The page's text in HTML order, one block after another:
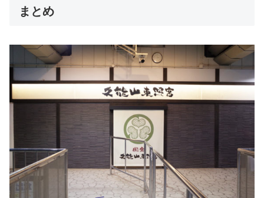
まとめ